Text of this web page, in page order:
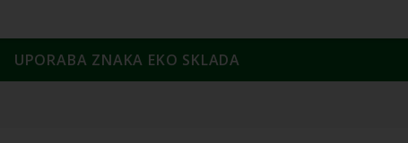
UPORABA ZNAKA EKO SKLADA